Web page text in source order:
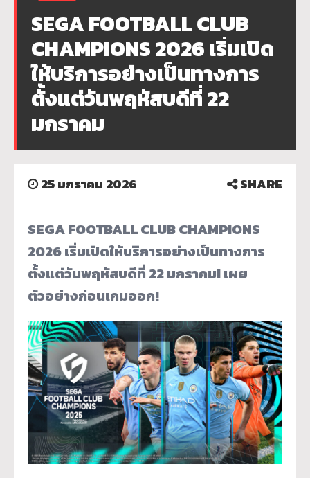
SEGA FOOTBALL CLUB
CHAMPIONS 2026 เริ่มเปิด
ให้บริการอย่างเป็นทางการ
ตั้งแต่วันพฤหัสบดีที่ 22
มกราคม
25 มกราคม 2026 SHARE
SEGA FOOTBALL CLUB CHAMPIONS
2026เริ่มเปิดให้บริการอย่างเป็นทางการ
ตั้งแต่วันพฤหัสบดีที่ 22 มกราคม!เผย
ตัวอย่างก่อนเกมออก!